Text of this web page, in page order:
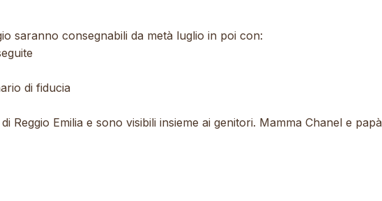
saranno consegnabili da metà luglio in poi con:
di fiducia
Emilia e sono visibili insieme ai genitori. Mamma Chanel e